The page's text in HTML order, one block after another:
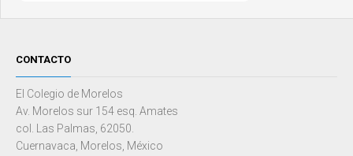
CONTACTO
El Colegio de Morelos
Av. Morelos sur 154 esq. Amates
col. Las Palmas, 62050.
Cuernavaca, Morelos, México